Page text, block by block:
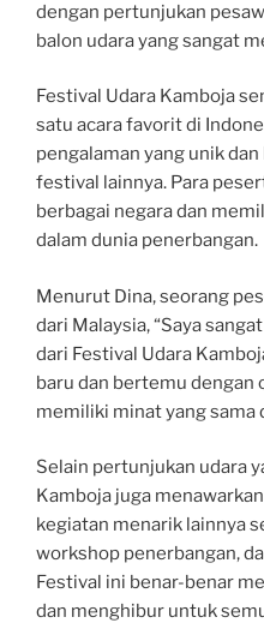
dengan pertunjukan
balon udara yang sangat
Festival Udara Kamboja
satu acara favorit di
pengalaman yang unik
festival lainnya. Para
berbagai negara dan
dalam dunia penerbangan.
Menurut Dina, seorang
dari Malaysia, “Saya
dari Festival Udara
baru dan bertemu dengan
memiliki minat yang sama
Selain pertunjukan udara
Kamboja juga
kegiatan menarik lainnya
workshop penerbangan,
Festival ini benar-benar
dan menghibur untuk